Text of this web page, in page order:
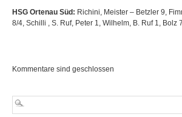
HSG Ortenau Süd: Richini, Meister – Betzler 9,
8/4, Schilli , S. Ruf, Peter 1, Wilhelm, B. Ruf 1, Bolz
Kommentare sind geschlossen